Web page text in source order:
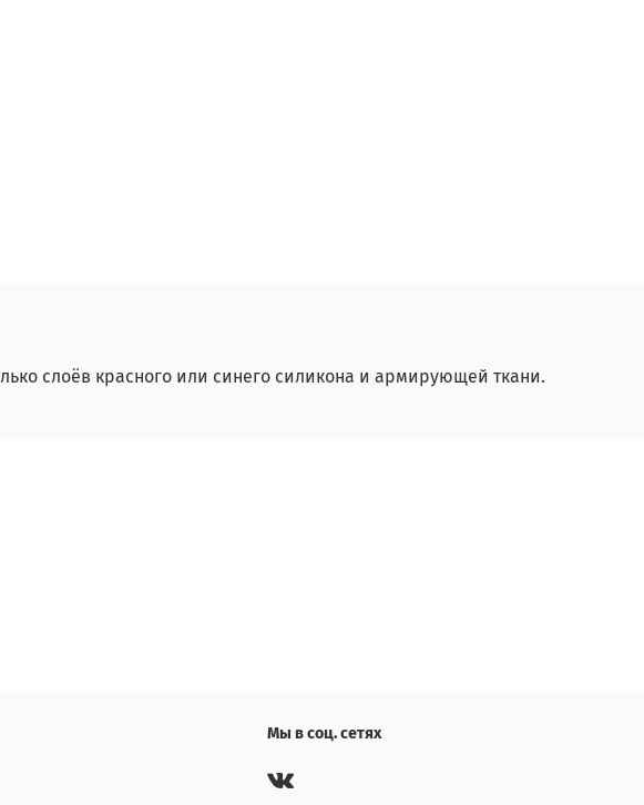
слоёв красного или синего силикона и армирующей ткани.
Мы в соц. сетях